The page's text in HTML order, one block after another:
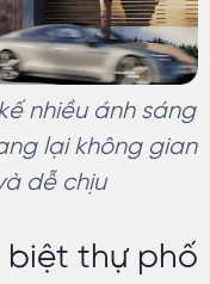
nhiều ánh sáng
lại không gian
dễ chịu
biệt thự phố